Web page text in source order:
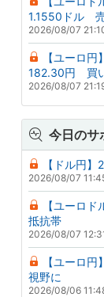
1.1550ドル
2026/08/07
【ユーロ
182.30円 買
2026/08/07
今日のサ
【ドル円
2026/08/07
【ユーロ
抵抗帯
2026/08/07
【ユーロ
視野に
2026/08/06